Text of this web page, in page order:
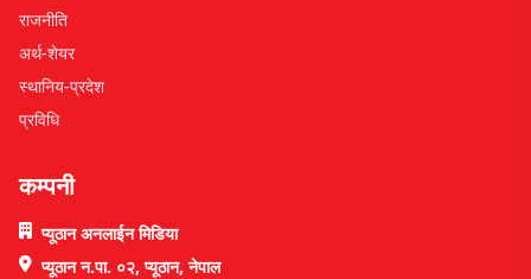
राजनीति
अर्थ-शेयर
स्थानिय-प्रदेश
प्रविधि
कम्पनी
प्यूठान अनलाईन मिडिया
प्यूठान न.पा. ०२, प्यूठान, नेपाल